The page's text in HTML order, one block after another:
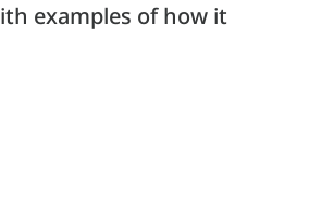
examples of how it